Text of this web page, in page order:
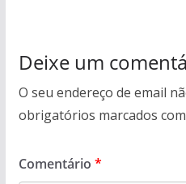
Deixe um
O seu endereço de email
obrigatórios marcados com
Comentário *